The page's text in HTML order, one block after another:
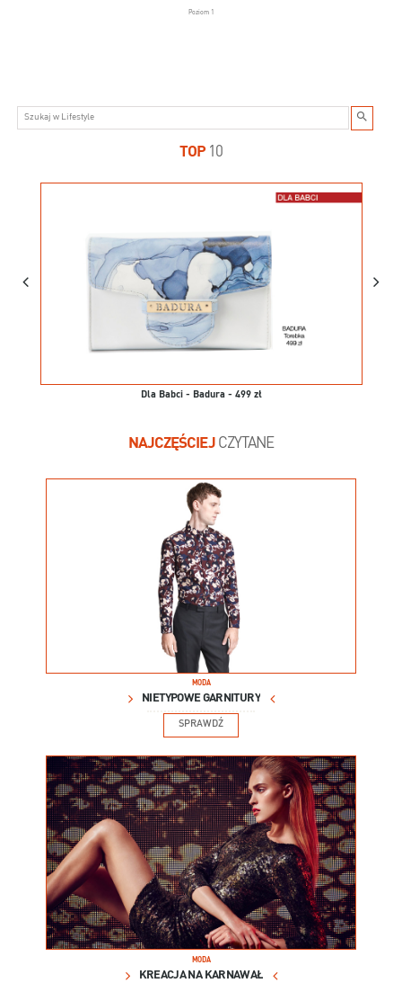
Poziom 1
TOP 10
Dla Babci - Badura - 499 zł
NAJCZĘŚCIEJCZYTANE
MODA
NIETYPOWE GARNITURY
SPRAWDŹ
MODA
KREACJA NA KARNAWAŁ